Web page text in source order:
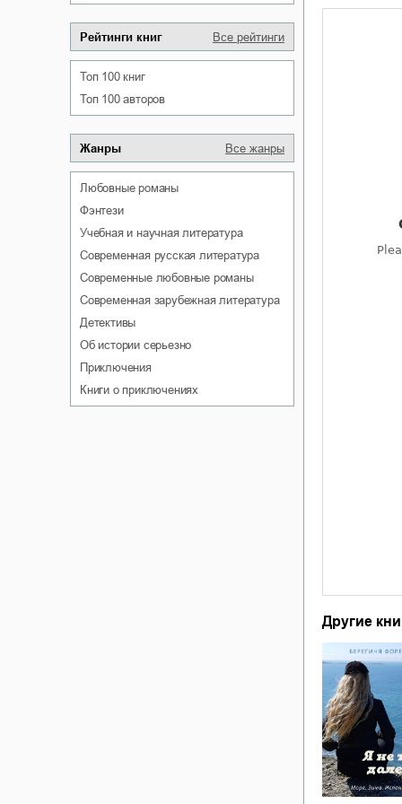
Рейтинги книг Все рейтинги
Топ 100 книг
Топ 100 авторов
Жанры Все жанры
любовные романы
фэнтези
учебная и научная литература
современная русская литература
современные любовные романы
современная зарубежная литература
детективы
об истории серьезно
приключения
книги о приключениях
Другие